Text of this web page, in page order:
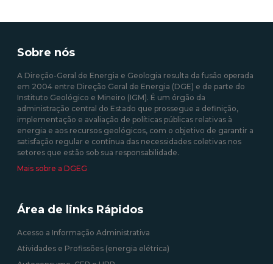
Sobre nós
A Direção-Geral de Energia e Geologia resulta da fusão operada
em 2004 entre Direção Geral de Energia (DGE) e de parte do
Instituto Geológico e Mineiro (IGM). É um órgão da
administração central do Estado que prossegue a definição,
implementação e avaliação de políticas públicas relativas à
energia e aos recursos geológicos, com o objetivo de garantir a
satisfação regular e contínua das necessidades coletivas nos
setores que estão sob sua responsabilidade.
Mais sobre a DGEG
Área de links Rápidos
Acesso a Informação Administrativa
Atividades e Profissões (energia elétrica)